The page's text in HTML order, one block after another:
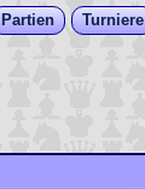
Partien Turniere